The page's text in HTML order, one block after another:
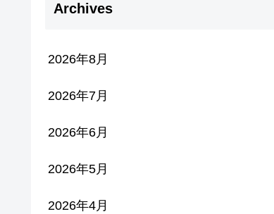
Archives
2026年8月
2026年7月
2026年6月
2026年5月
2026年4月